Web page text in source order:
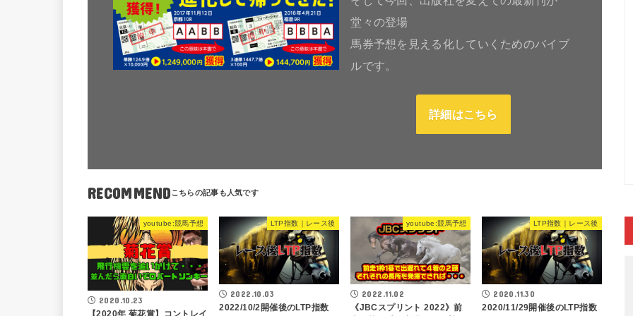
堂々の登場
馬券予想を見える化していくためのバイブ
ルです。
詳細はこちら
RECOMMEND
youtube:競馬予想
2020.10.23
LTP指数｜レース後
2022.10.03
2022/10/2開催後のLTP指数
youtube:競馬予想
2022.11.02
《JBCスプリント 2022》前
LTP指数｜レース後
2020.11.30
2020/11/29開催後のLTP指数